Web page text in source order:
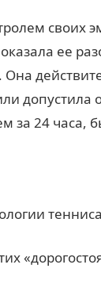
своих
ее
за 24 часа,